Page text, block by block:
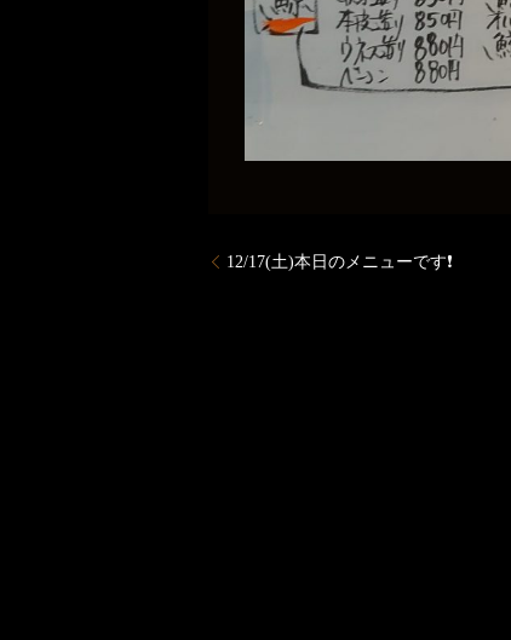
12/17(土)本日のメニューです❗